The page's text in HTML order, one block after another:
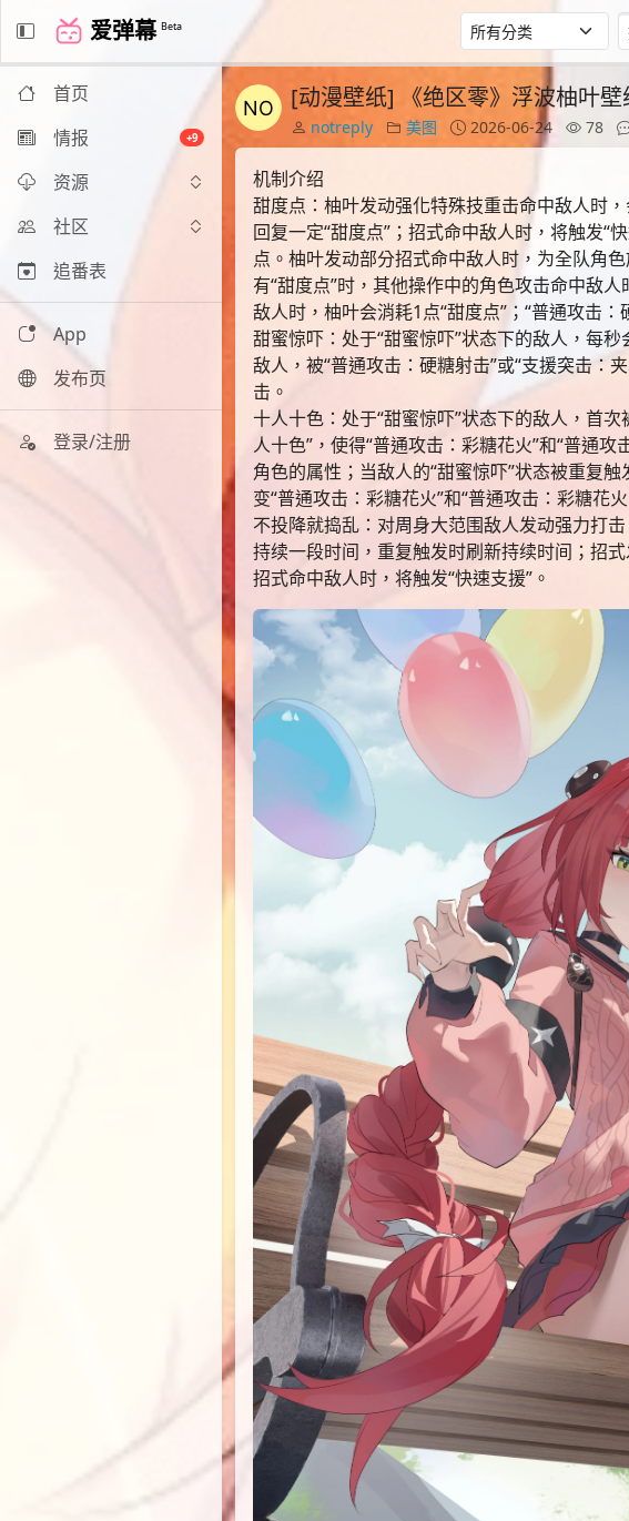
爱弹幕 Beta
首页
情报
+9
资源
社区
追番表
App
发布页
登录/注册
[动漫壁纸] 《绝区零》浮波柚叶
notreply 美图 2026-06-24 78
机制介绍
甜度点：柚叶发动强化特殊技重击命中敌人时
回复一定“甜度点”；招式命中敌人时，将触发“
点。柚叶发动部分招式命中敌人时，为全队角
有“甜度点”时，其他操作中的角色攻击命中敌
敌人时，柚叶会消耗1点“甜度点”；“普通攻击
甜蜜惊吓：处于“甜蜜惊吓”状态下的敌人，每
敌人，被“普通攻击：硬糖射击”或“支援突击：
击。
十人十色：处于“甜蜜惊吓”状态下的敌人，首
人十色”，使得“普通攻击：彩糖花火”和“普通
角色的属性；当敌人的“甜蜜惊吓”状态被重复
变“普通攻击：彩糖花火”和“普通攻击：彩糖花火
不投降就捣乱：对周身大范围敌人发动强力打
持续一段时间，重复触发时刷新持续时间；招
招式命中敌人时，将触发“快速支援”。